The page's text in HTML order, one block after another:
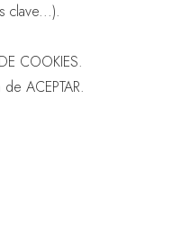
clave...).
COOKIES.
ACEPTAR.